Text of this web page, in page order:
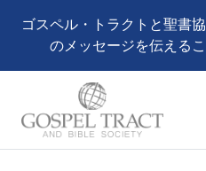
ゴスペル・トラクトと聖書
のメッセージを伝える